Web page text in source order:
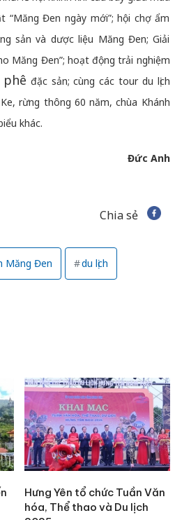
“Măng Đen ngày mới”; hội chợ ẩm
sản và dược liệu Măng Đen; Giải
Măng Đen”; hoạt động trải nghiệm
phê đặc sản; cùng các tour du lịch
rừng thông 60 năm, chùa Khánh
khác.
Đức Anh
Chia sẻ
Măng Đen du lịch
Hưng Yên tổ chức Tuần Văn
hóa, Thể thao và Du lịch